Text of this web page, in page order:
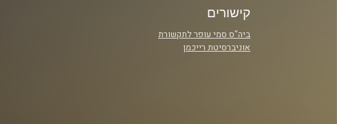
קישורים
ביה"ס סמי עופר לתקשורת
אוניברסיטת רייכמן